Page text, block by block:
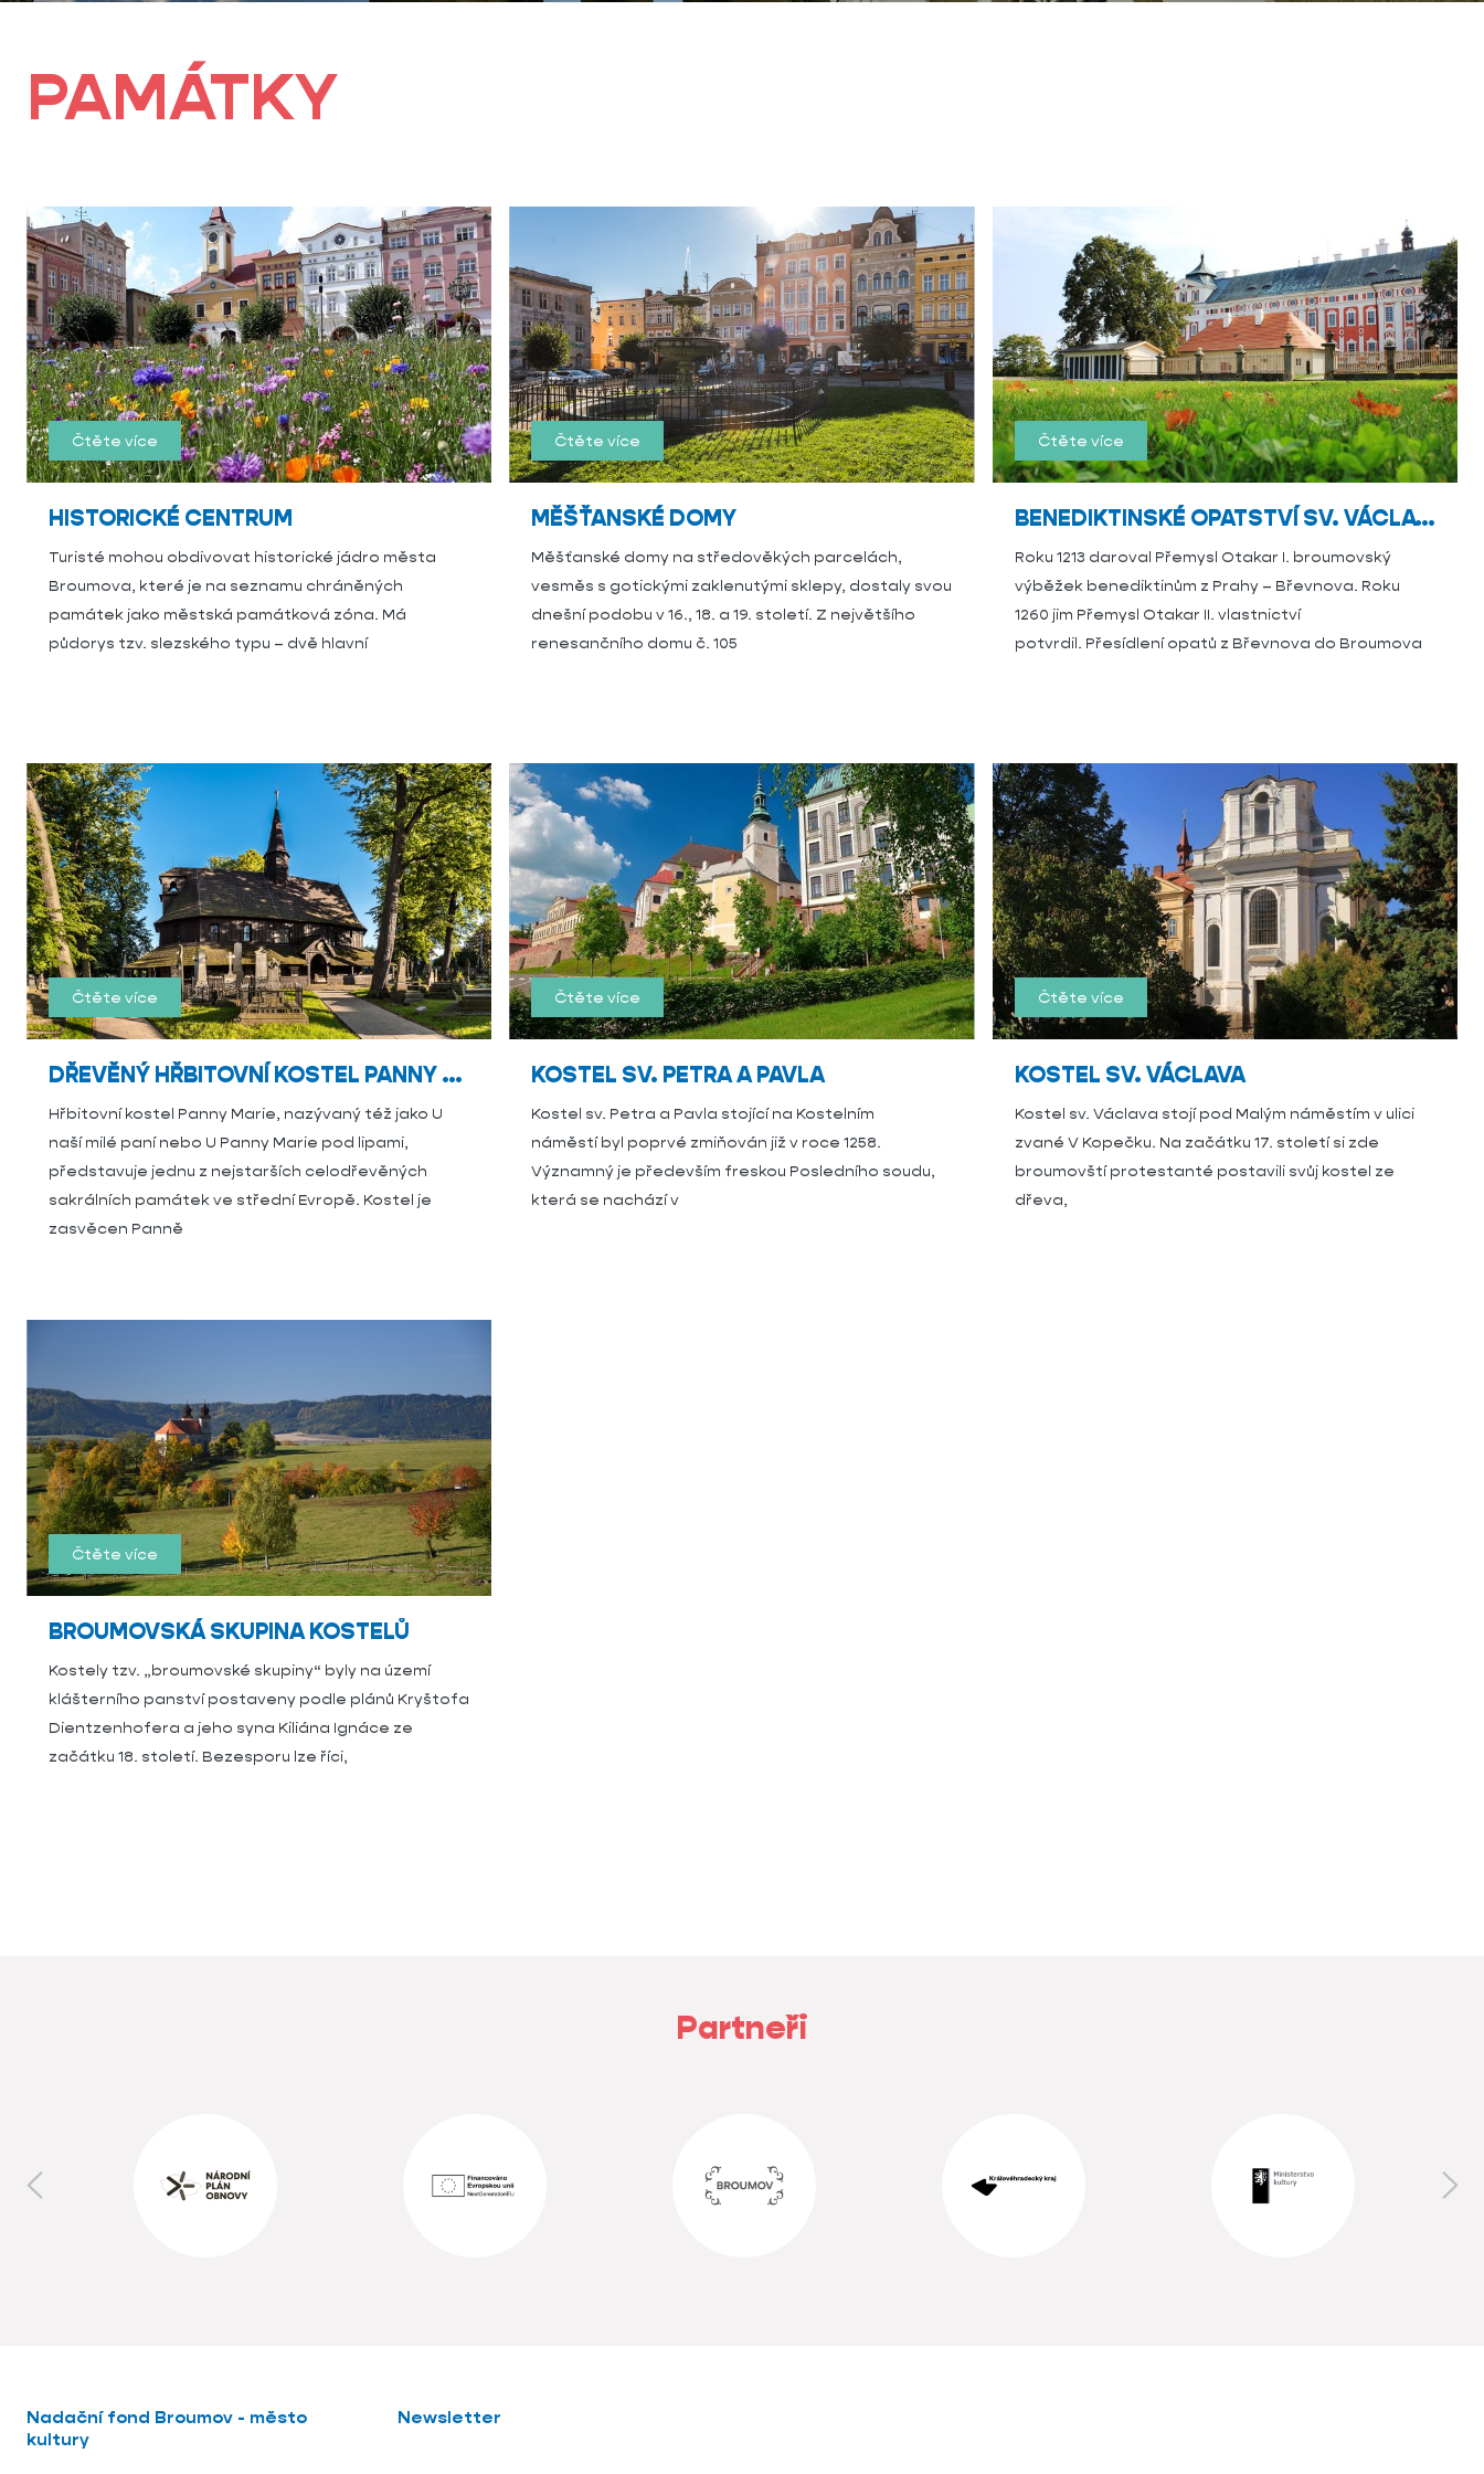
PAMÁTKY
Čtěte více
HISTORICKÉ CENTRUM
Turisté mohou obdivovat historické jádro města
Broumova, které je na seznamu chráněných
památek jako městská památková zóna. Má
půdorys tzv. slezského typu – dvě hlavní
Čtěte více
MĚŠŤANSKÉ DOMY
Měšťanské domy na středověkých parcelách,
vesměs s gotickými zaklenutými sklepy, dostaly svou
dnešní podobu v 16., 18. a 19. století. Z největšího
renesančního domu č. 105
Čtěte více
BENEDIKTINSKÉ OPATSTVÍ SV. VÁCLAVA
Roku 1213 daroval Přemysl Otakar I. broumovský
výběžek benediktinům z Prahy – Břevnova. Roku
1260 jim Přemysl Otakar II. vlastnictví
potvrdil. Přesídlení opatů z Břevnova do Broumova
Čtěte více
DŘEVĚNÝ HŘBITOVNÍ KOSTEL PANNY MARIE
Hřbitovní kostel Panny Marie, nazývaný též jako U
naší milé paní nebo U Panny Marie pod lipami,
představuje jednu z nejstarších celodřevěných
sakrálních památek ve střední Evropě. Kostel je
zasvěcen Panně
Čtěte více
KOSTEL SV. PETRA A PAVLA
Kostel sv. Petra a Pavla stojící na Kostelním
náměstí byl poprvé zmiňován již v roce 1258.
Významný je především freskou Posledního soudu,
která se nachází v
Čtěte více
KOSTEL SV. VÁCLAVA
Kostel sv. Václava stojí pod Malým náměstím v ulici
zvané V Kopečku. Na začátku 17. století si zde
broumovští protestanté postavili svůj kostel ze
dřeva,
Čtěte více
BROUMOVSKÁ SKUPINA KOSTELŮ
Kostely tzv. „broumovské skupiny“ byly na území
klášterního panství postaveny podle plánů Kryštofa
Dientzenhofera a jeho syna Kiliána Ignáce ze
začátku 18. století. Bezesporu lze říci,
Partneři
Nadační fond Broumov - město
kultury
Newsletter